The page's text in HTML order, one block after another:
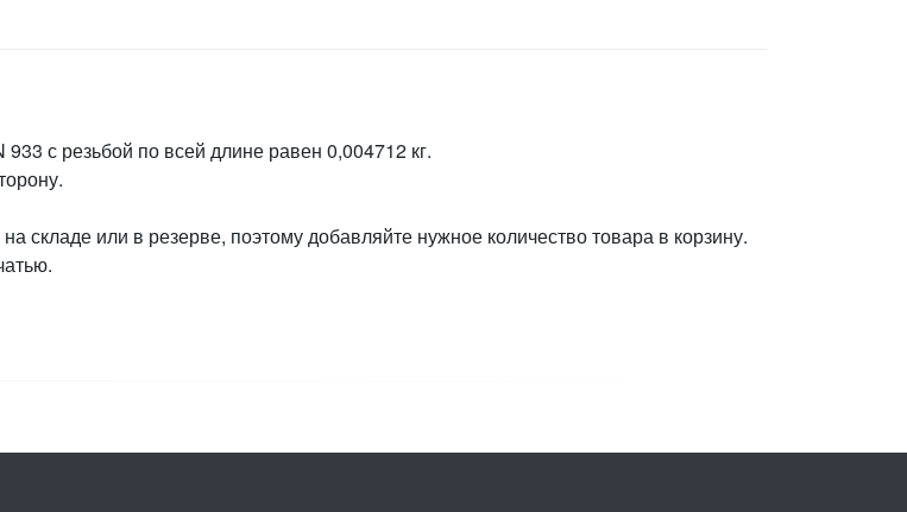
с резьбой по всей длине равен 0,004712 кг.
складе или в резерве, поэтому добавляйте нужное количество товара в корзину.